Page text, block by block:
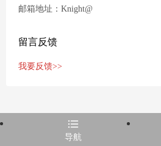
导航
邮箱地址：Knight@
留言反馈
我要反馈>>